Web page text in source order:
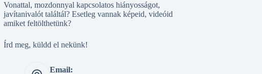
Vonattal, mozdonnyal kapcsolatos hiányosságot,
javítanivalót találtál? Esetleg vannak képeid, videóid
amiket feltölthetünk?
Írd meg, küldd el nekünk!
Email: